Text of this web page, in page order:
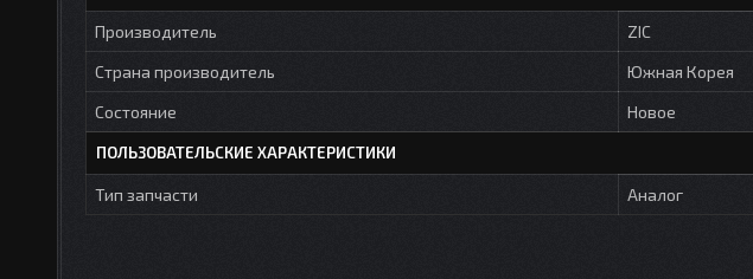
Производитель
ZIC
Страна производитель
Южная Корея
Состояние
Новое
ПОЛЬЗОВАТЕЛЬСКИЕ ХАРАКТЕРИСТИКИ
Тип запчасти Аналог